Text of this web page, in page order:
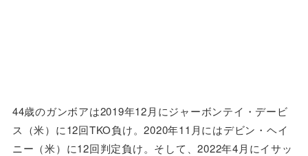
44歳のガンボアは2019年12月にジャーボンテイ・デービ
ス（米）に12回TKO負け。2020年11月にはデビン・ヘイ
ニー（米）に12回判定負け。そして、2022年4月にイサッ